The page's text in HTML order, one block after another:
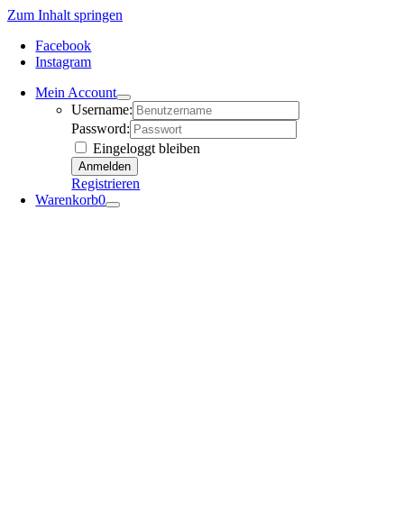
Zum Inhalt springen
Facebook
Instagram
Mein Account
Username:
Password:
Eingeloggt bleiben
Registrieren
Warenkorb0